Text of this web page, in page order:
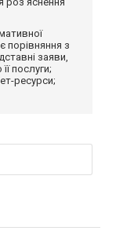
порівняння з
заяви,
послуги;
ресурси;